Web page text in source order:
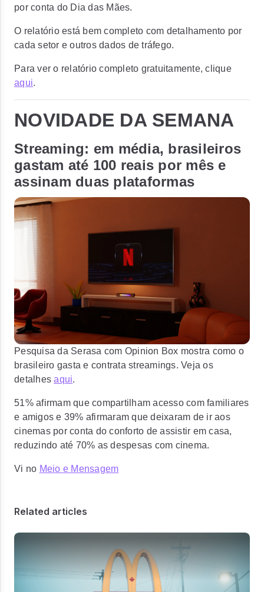
por conta do Dia das Mães.
O relatório está bem completo com detalhamento por
cada setor e outros dados de tráfego.
Para ver o relatório completo gratuitamente, clique
aqui.
NOVIDADE DA SEMANA
Streaming: em média, brasileiros
gastam até 100 reais por mês e
assinam duas plataformas
Pesquisa da Serasa com Opinion Box mostra como o
brasileiro gasta e contrata streamings. Veja os
detalhesaqui.
51% afirmam que compartilham acesso com familiares
e amigos e 39% afirmaram que deixaram de ir aos
cinemas por conta do conforto de assistir em casa,
reduzindo até 70% as despesas com cinema.
Vi no Meio e Mensagem
Related articles